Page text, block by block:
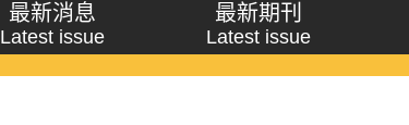
最新消息
Latest issue
最新期刊
Latest issue